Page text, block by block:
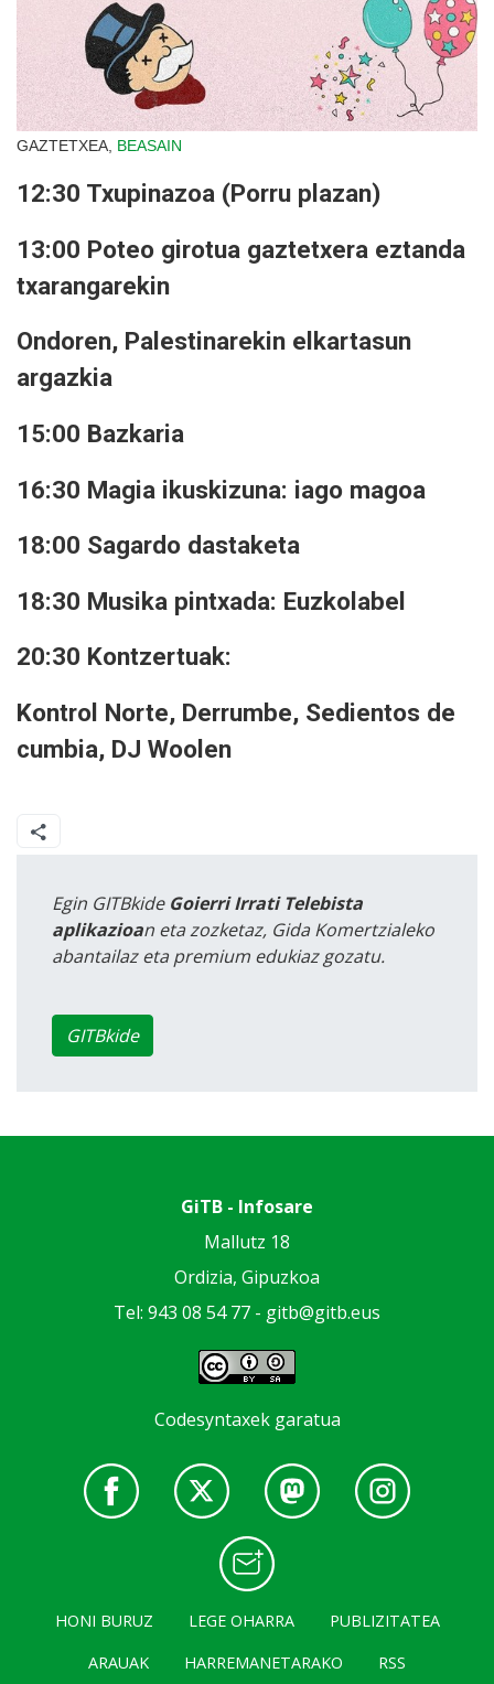
GAZTETXEA, BEASAIN
12:30 Txupinazoa (Porru plazan)
13:00 Poteo girotua gaztetxera eztanda
txarangarekin
Ondoren, Palestinarekin elkartasun
argazkia
15:00 Bazkaria
16:30 Magia ikuskizuna: iago magoa
18:00 Sagardo dastaketa
18:30 Musika pintxada: Euzkolabel
20:30 Kontzertuak:
Kontrol Norte, Derrumbe, Sedientos de
cumbia, DJ Woolen
Egin GITBkide Goierri Irrati Telebista
aplikazioan eta zozketaz, Gida Komertzialeko
abantailaz eta premium edukiaz gozatu.
GITBkide
GiTB - Infosare
Mallutz 18
Ordizia, Gipuzkoa
Tel: 943 08 54 77 - gitb@gitb.eus
Codesyntaxek garatua
HONI BURUZ LEGE OHARRA
PUBLIZITATEA
ARAUAK
HARREMANETARAKO RSS